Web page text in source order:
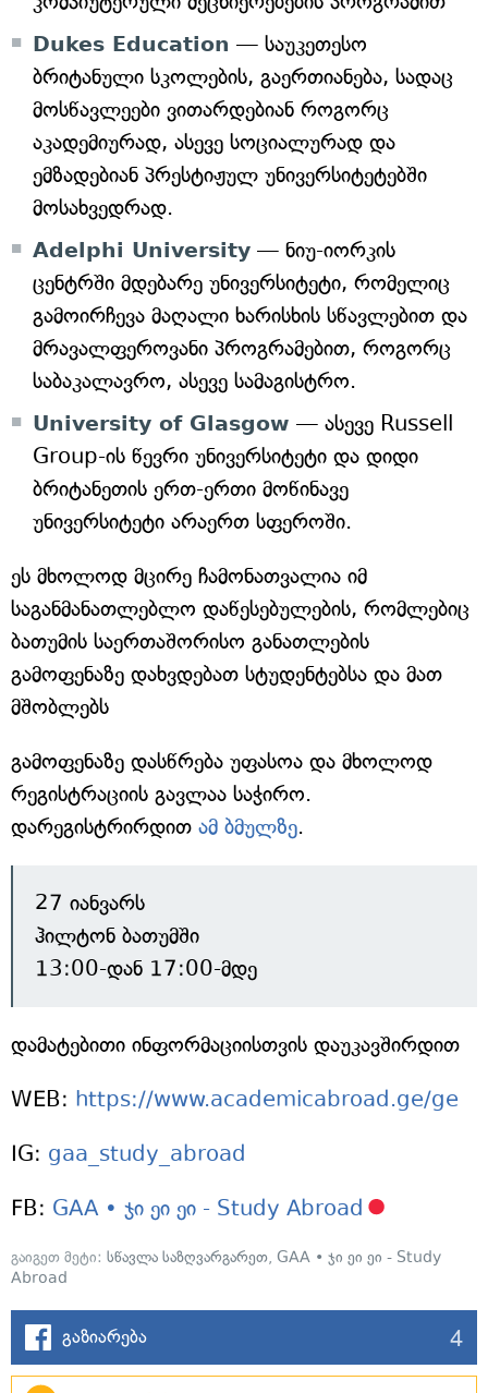
Dukes Education — საუკეთესო
ბრიტანული სკოლების, გაერთიანება, სადაც
მოსწავლეები ვითარდებიან როგორც
აკადემიურად, ასევე სოციალურად და
ემზადებიან პრესტიჟულ უნივერსიტეტებში
მოსახვედრად.
Adelphi University — ნიუ-იორკის
ცენტრში მდებარე უნივერსიტეტი, რომელიც
გამოირჩევა მაღალი ხარისხის სწავლებით და
მრავალფეროვანი პროგრამებით, როგორც
საბაკალავრო, ასევე სამაგისტრო.
University of Glasgow — ასევე Russell
Group-ის წევრი უნივერსიტეტი და დიდი
ბრიტანეთის ერთ-ერთი მოწინავე
უნივერსიტეტი არაერთ სფეროში.
ეს მხოლოდ მცირე ჩამონათვალია იმ
საგანმანათლებლო დაწესებულების, რომლებიც
ბათუმის საერთაშორისო განათლების
გამოფენაზე დახვდებათ სტუდენტებსა და მათ
მშობლებს
გამოფენაზე დასწრება უფასოა და მხოლოდ
რეგისტრაციის გავლაა საჭირო.
დარეგისტრირდით ამ ბმულზე.
27 იანვარს
ჰილტონ ბათუმში
13:00-დან 17:00-მდე
დამატებითი ინფორმაციისთვის დაუკავშირდით
WEB: https://www.academicabroad.ge/ge
IG: gaa_study_abroad
FB: GAA • ჯი ეი ეი - Study Abroad
გაიგეთ მეტი: სწავლა საზღვარგარეთ, GAA • ჯი ეი ეი - Study
Abroad
გაზიარება 4